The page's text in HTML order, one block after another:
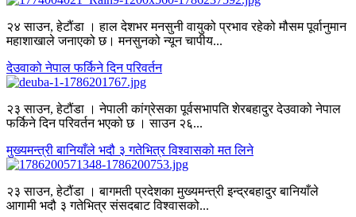
२४ साउन, हेटौंडा । हाल देशभर मनसुनी वायुको प्रभाव रहेको मौसम पूर्वानुमान
महाशाखाले जनाएको छ। मनसुनको न्यून चापीय...
देउवाको नेपाल फर्किने दिन परिवर्तन
२३ साउन, हेटौंडा । नेपाली कांग्रेसका पूर्वसभापति शेरबहादुर देउवाको नेपाल
फर्किने दिन परिवर्तन भएको छ । साउन २६...
मुख्यमन्त्री बानियाँले भदौ ३ गतेभित्र विश्वासको मत लिने
२३ साउन, हेटौंडा । बागमती प्रदेशका मुख्यमन्त्री इन्द्रबहादुर बानियाँले
आगामी भदौ ३ गतेभित्र संसदबाट विश्वासको...